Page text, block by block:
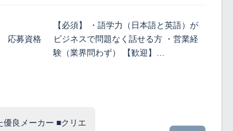
応募資格
【必須】 ・語学力（日本語と英語）が
ビジネスで問題なく話せる方 ・営業経
験（業界問わず） 【歓迎】…
優良メーカー ■クリエ